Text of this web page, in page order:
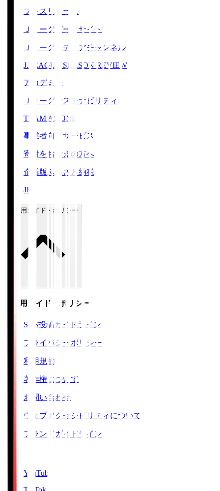
プレスリリース
Ｊリーグデータサイト
Ｊリーグメディアチャンネル
J.LEAGUE SEASON REVIEW
アカデミー
Ｊリーグサステナビリティ
TEAM AS ONE
事業者向けサービス
寄附をお考えの方へ
企業版ふるさと納税
JFA
ご利用ガイド・ポリシー
ご利用ガイド・ポリシー
SNS投稿ガイドライン
プライバシーポリシー
利用規約
著作権について
お問い合わせ
ウェブアクセシビリティについて
ブランドガイドライン
YouTube